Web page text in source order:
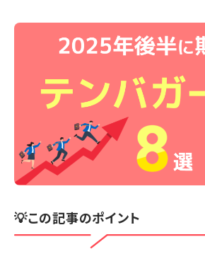
💡この記事のポイント